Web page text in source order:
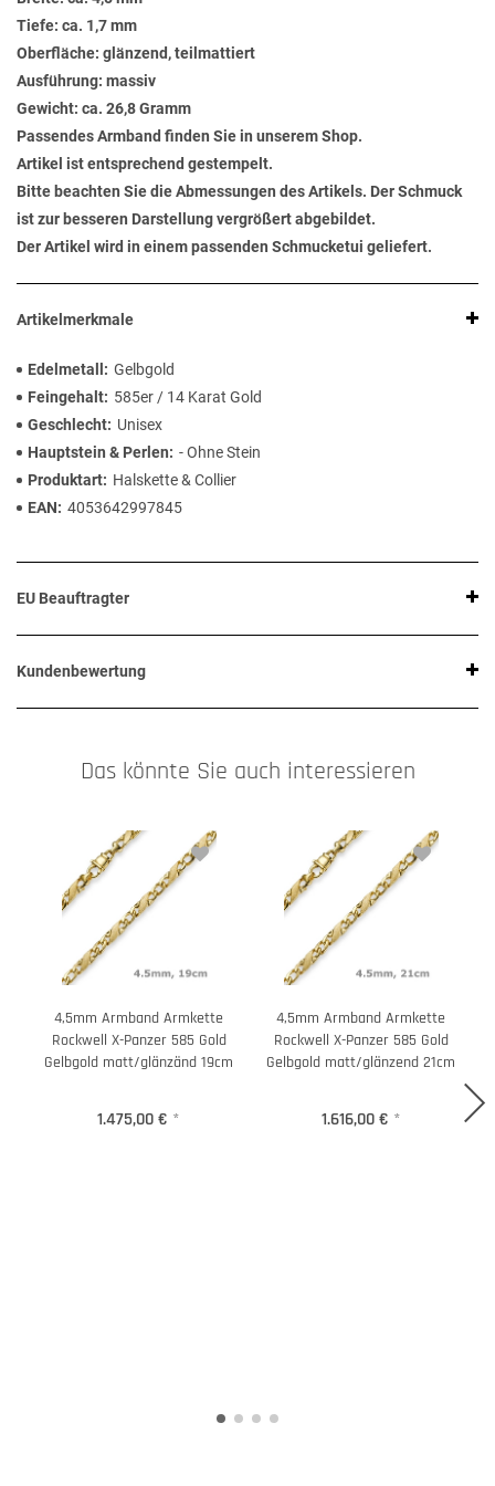
Tiefe: ca. 1,7 mm
Oberfläche: glänzend, teilmattiert
Ausführung: massiv
Gewicht: ca. 26,8 Gramm
Passendes Armband finden Sie in unserem Shop.
Artikel ist entsprechend gestempelt.
Bitte beachten Sie die Abmessungen des Artikels. Der Schmuck
ist zur besseren Darstellung vergrößert abgebildet.
Der Artikel wird in einem passenden Schmucketui geliefert.
Artikelmerkmale
Edelmetall
Gelbgold
Feingehalt
585er / 14 Karat Gold
Geschlecht
Unisex
Hauptstein & Perlen
- Ohne Stein
Produktart
Halskette & Collier
EAN
4053642997845
EU Beauftragter
Kundenbewertung
Das könnte Sie auch interessieren
4,5mm Armband Armkette
Rockwell X-Panzer 585 Gold
Gelbgold matt/glänzänd 19cm
1.475,00 € *
4,5mm Armband Armkette
Rockwell X-Panzer 585 Gold
Gelbgold matt/glänzend 21cm
1.616,00 € *